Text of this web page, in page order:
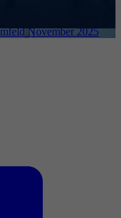
November 2025